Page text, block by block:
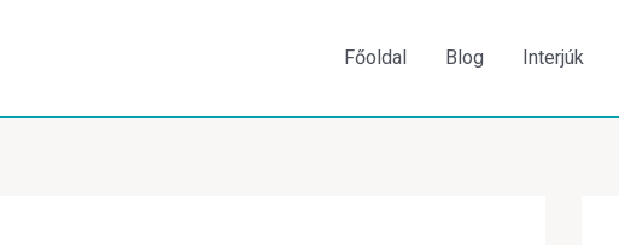
Főoldal Blog Interjúk